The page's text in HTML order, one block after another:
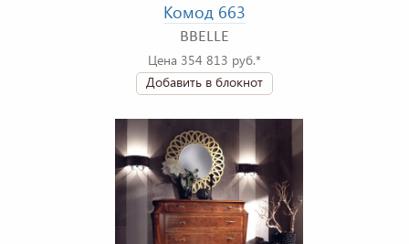
Комод 663
BBELLE
Цена 354 813 руб.*
Добавить в блокнот